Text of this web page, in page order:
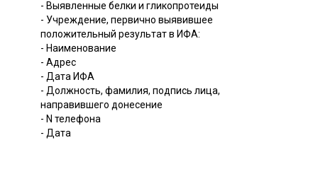
- Выявленные белки и гликопротеиды
- Учреждение, первично выявившее
положительный результат в ИФА:
- Наименование
- Адрес
- Дата ИФА
- Должность, фамилия, подпись лица,
направившего донесение
- N телефона
- Дата